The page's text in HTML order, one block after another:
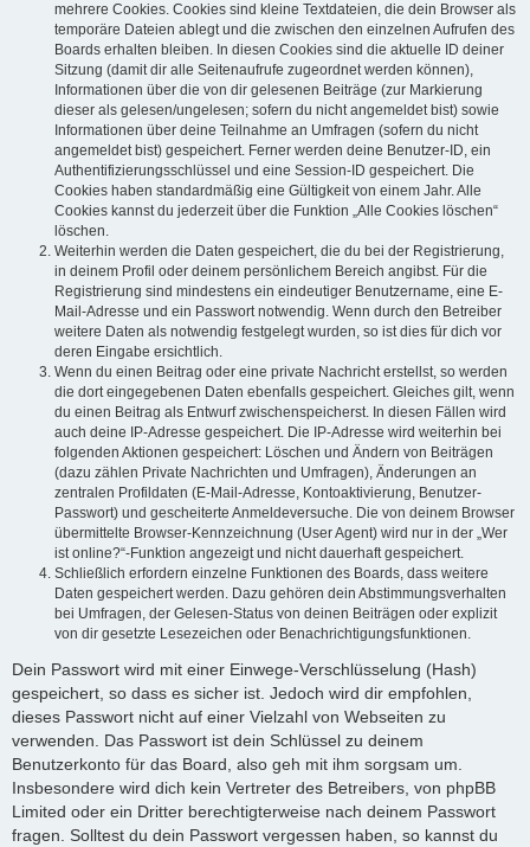
mehrere Cookies. Cookies sind kleine Textdateien, die dein Browser als
temporäre Dateien ablegt und die zwischen den einzelnen Aufrufen des
Boards erhalten bleiben. In diesen Cookies sind die aktuelle ID deiner
Sitzung (damit dir alle Seitenaufrufe zugeordnet werden können),
Informationen über die von dir gelesenen Beiträge (zur Markierung
dieser als gelesen/ungelesen; sofern du nicht angemeldet bist) sowie
Informationen über deine Teilnahme an Umfragen (sofern du nicht
angemeldet bist) gespeichert. Ferner werden deine Benutzer-ID, ein
Authentifizierungsschlüssel und eine Session-ID gespeichert. Die
Cookies haben standardmäßig eine Gültigkeit von einem Jahr. Alle
Cookies kannst du jederzeit über die Funktion „Alle Cookies löschen“
löschen.
Weiterhin werden die Daten gespeichert, die du bei der Registrierung,
in deinem Profil oder deinem persönlichem Bereich angibst. Für die
Registrierung sind mindestens ein eindeutiger Benutzername, eine E-
Mail-Adresse und ein Passwort notwendig. Wenn durch den Betreiber
weitere Daten als notwendig festgelegt wurden, so ist dies für dich vor
deren Eingabe ersichtlich.
Wenn du einen Beitrag oder eine private Nachricht erstellst, so werden
die dort eingegebenen Daten ebenfalls gespeichert. Gleiches gilt, wenn
du einen Beitrag als Entwurf zwischenspeicherst. In diesen Fällen wird
auch deine IP-Adresse gespeichert. Die IP-Adresse wird weiterhin bei
folgenden Aktionen gespeichert: Löschen und Ändern von Beiträgen
(dazu zählen Private Nachrichten und Umfragen), Änderungen an
zentralen Profildaten (E-Mail-Adresse, Kontoaktivierung, Benutzer-
Passwort) und gescheiterte Anmeldeversuche. Die von deinem Browser
übermittelte Browser-Kennzeichnung (User Agent) wird nur in der „Wer
ist online?“-Funktion angezeigt und nicht dauerhaft gespeichert.
Schließlich erfordern einzelne Funktionen des Boards, dass weitere
Daten gespeichert werden. Dazu gehören dein Abstimmungsverhalten
bei Umfragen, der Gelesen-Status von deinen Beiträgen oder explizit
von dir gesetzte Lesezeichen oder Benachrichtigungsfunktionen.
Dein Passwort wird mit einer Einwege-Verschlüsselung (Hash)
gespeichert, so dass es sicher ist. Jedoch wird dir empfohlen,
dieses Passwort nicht auf einer Vielzahl von Webseiten zu
verwenden. Das Passwort ist dein Schlüssel zu deinem
Benutzerkonto für das Board, also geh mit ihm sorgsam um.
Insbesondere wird dich kein Vertreter des Betreibers, von phpBB
Limited oder ein Dritter berechtigterweise nach deinem Passwort
fragen. Solltest du dein Passwort vergessen haben, so kannst du